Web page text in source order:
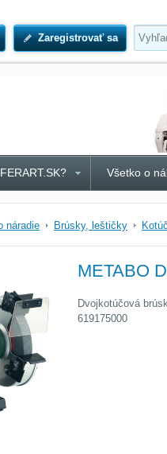
Zaregistrovať sa
Všetko o
náradie Brúsky, leštičky
METABO
Dvojkotúčová
619175000